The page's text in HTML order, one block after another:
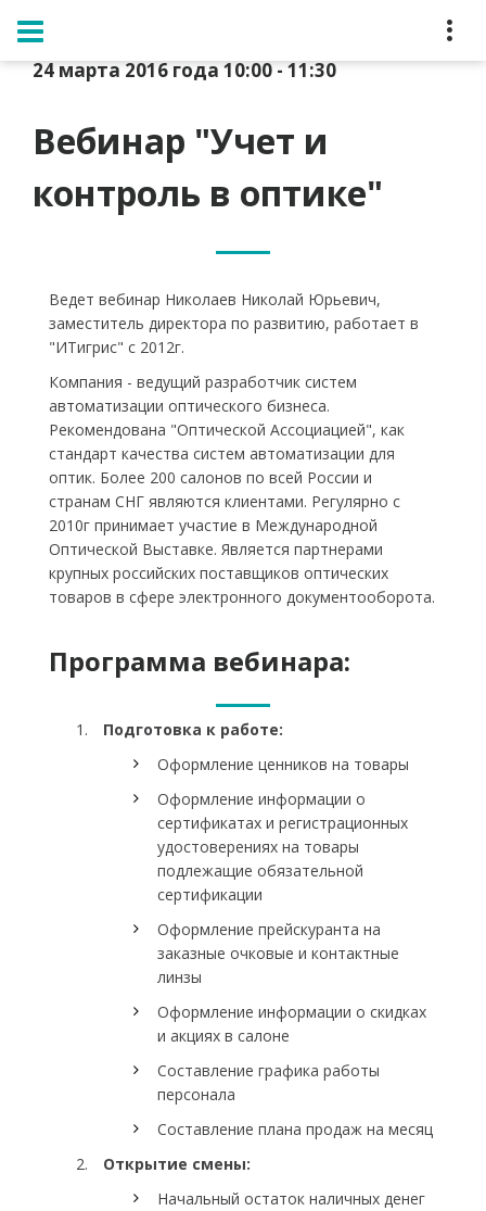
24 марта 2016 года 10:00 - 11:30
Вебинар "Учет и
контроль в оптике"
Ведет вебинар Николаев Николай Юрьевич,
заместитель директора по развитию, работает в
"ИТигрис" с 2012г.
Компания - ведущий разработчик систем
автоматизации оптического бизнеса.
Рекомендована "Оптической Ассоциацией", как
стандарт качества систем автоматизации для
оптик. Более 200 салонов по всей России и
странам СНГ являются клиентами. Регулярно с
2010г принимает участие в Международной
Оптической Выставке. Является партнерами
крупных российских поставщиков оптических
товаров в сфере электронного документооборота.
Программа вебинара:
Подготовка к работе:
Оформление ценников на товары
Оформление информации о
сертификатах и регистрационных
удостоверениях на товары
подлежащие обязательной
сертификации
Оформление прейскуранта на
заказные очковые и контактные
линзы
Оформление информации о скидках
и акциях в салоне
Составление графика работы
персонала
Составление плана продаж на месяц
Открытие смены:
Начальный остаток наличных денег